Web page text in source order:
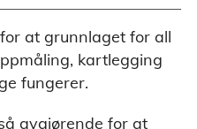
at grunnlaget for all
kartlegging
fungerer.
avgjørende for at